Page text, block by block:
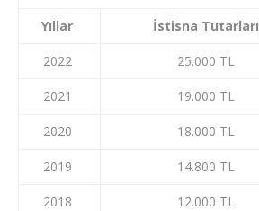
Yıllar İstisna Tutarları
2022 25.000 TL
2021 19.000 TL
2020 18.000 TL
2019 14.800 TL
2018 12.000 TL